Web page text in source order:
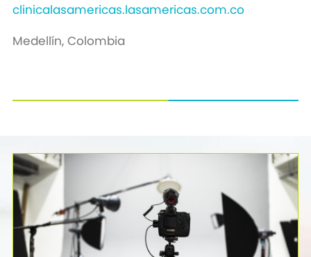
clinicalasamericas.lasamericas.com.co
Medellín, Colombia